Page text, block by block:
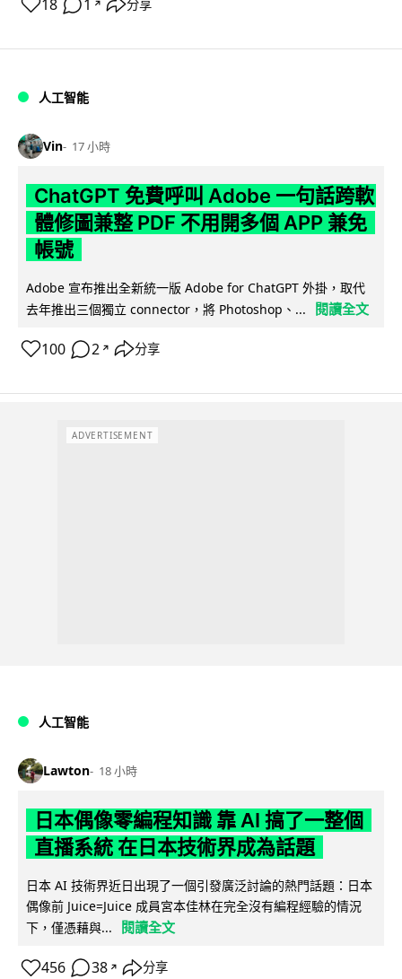
18 1 ↗ 分享
人工智能
Vin 17 小時
ChatGPT 免費呼叫 Adobe 一句話跨軟
體修圖兼整 PDF 不用開多個 APP 兼免
帳號
Adobe 宣布推出全新統一版 Adobe for ChatGPT 外掛，取代
去年推出三個獨立 connector，將 Photoshop、...
閱讀全文
100 2 ↗ 分享
ADVERTISEMENT
人工智能
Lawton 18 小時
日本偶像零編程知識 靠 AI 搞了一整個
直播系統 在日本技術界成為話題
日本 AI 技術界近日出現了一個引發廣泛討論的熱門話題：日本
偶像前 Juice=Juice 成員宮本佳林在完全沒有編程經驗的情況
下，僅憑藉與...
閱讀全文
456 38 ↗ 分享